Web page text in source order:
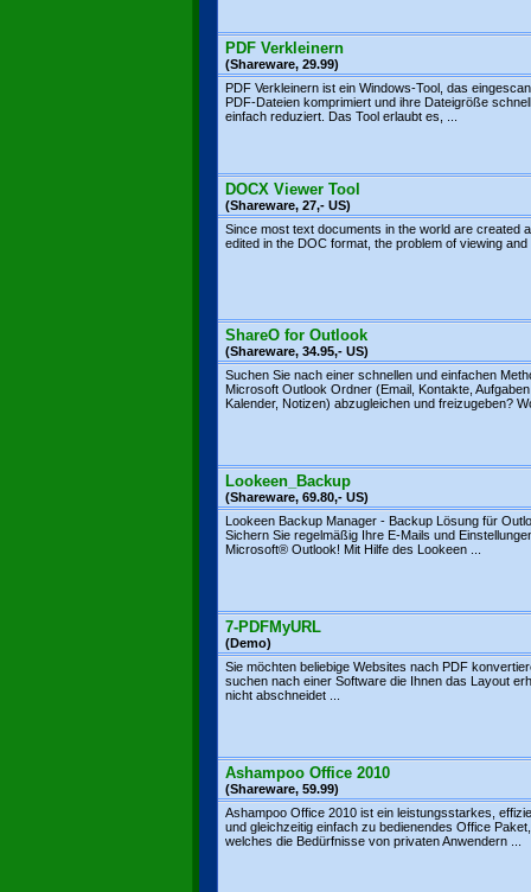
PDF Verkleinern
(Shareware, 29.99)
PDF Verkleinern ist ein Windows-Tool, das
PDF-Dateien komprimiert und ihre Dateigröße
einfach reduziert. Das Tool erlaubt es, ...
DOCX Viewer Tool
(Shareware, 27,- US)
Since most text documents in the world are created
edited in the DOC format, the problem of viewing and
ShareO for Outlook
(Shareware, 34.95,- US)
Suchen Sie nach einer schnellen und einfachen
Microsoft Outlook Ordner (Email, Kontakte,
Kalender, Notizen) abzugleichen und freizugeben?
Lookeen_Backup
(Shareware, 69.80,- US)
Lookeen Backup Manager - Backup Lösung für
Sichern Sie regelmäßig Ihre E-Mails und
Microsoft® Outlook! Mit Hilfe des Lookeen ...
7-PDFMyURL
(Demo)
Sie möchten beliebige Websites nach PDF
suchen nach einer Software die Ihnen das Layout
nicht abschneidet ...
Ashampoo Office 2010
(Shareware, 59.99)
Ashampoo Office 2010 ist ein leistungsstarkes,
und gleichzeitig einfach zu bedienendes Office Paket,
welches die Bedürfnisse von privaten Anwendern ...